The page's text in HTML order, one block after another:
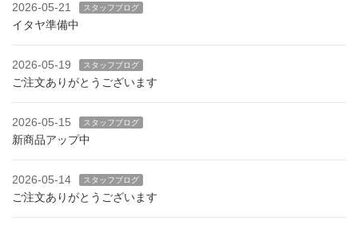
2026-05-21 スタッフブログ
イタヤ準備中
2026-05-19 スタッフブログ
ご注文ありがとうございます
2026-05-15 スタッフブログ
新商品アップ中
2026-05-14 スタッフブログ
ご注文ありがとうございます